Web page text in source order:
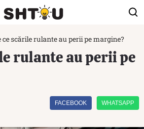
ce scările rulante au perii pe margine?
rulante au perii pe
FACEBOOK WHATSAPP